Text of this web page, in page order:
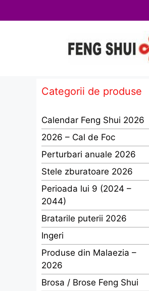
la
Categorii de produse
Calendar Feng Shui 2026
2026 – Cal de Foc
Perturbari anuale 2026
Stele zburatoare 2026
Perioada lui 9 (2024 –
2044)
Bratarile puterii 2026
Ingeri
Produse din Malaezia –
2026
Brosa / Brose Feng Shui